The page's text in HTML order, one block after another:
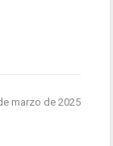
marzo de 2025